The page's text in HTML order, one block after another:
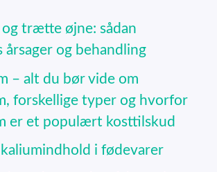
og trætte øjne: sådan
årsager og behandling
– alt du bør vide om
forskellige typer og hvorfor
er et populært kosttilskud
i fødevarer